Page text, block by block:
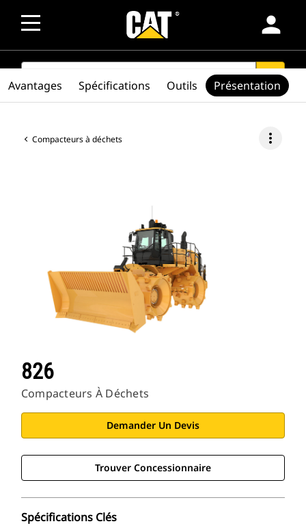
person
SEARCH search
Compacteurs à déchets more_vert
826
Compacteurs À Déchets
Demander Un Devis
Trouver Concessionnaire
Spécifications Clés
Avantages Spécifications Outils Présentation